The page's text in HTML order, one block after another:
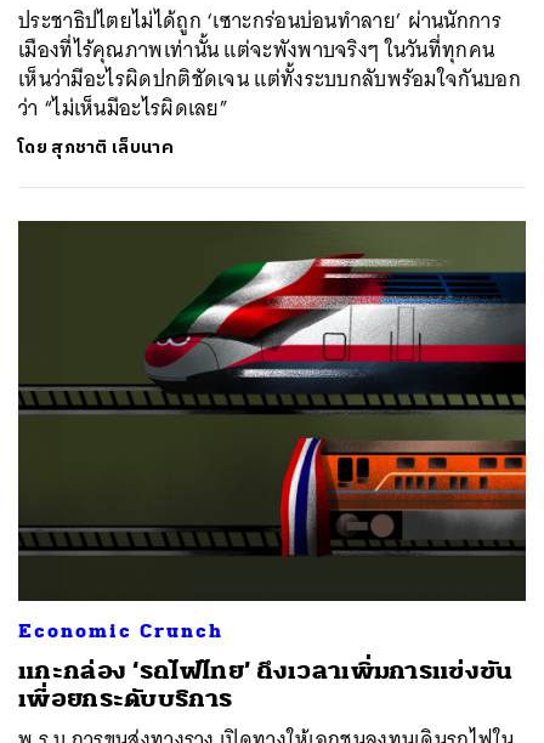
ประชาธิปไตยไม่ได้ถูก ‘เซาะกร่อนบ่อนทำลาย’ ผ่านนักการ
เมืองที่ไร้คุณภาพเท่านั้น แต่จะพังพาบจริงๆ ในวันที่ทุกคน
เห็นว่ามีอะไรผิดปกติชัดเจน แต่ทั้งระบบกลับพร้อมใจกันบอก
ว่า “ไม่เห็นมีอะไรผิดเลย”
โดย สุภชาติ เล็บนาค
Economic Crunch
แกะกล่อง ‘รถไฟไทย’ ถึงเวลาเพิ่มการแข่งขัน
เพื่อยกระดับบริการ